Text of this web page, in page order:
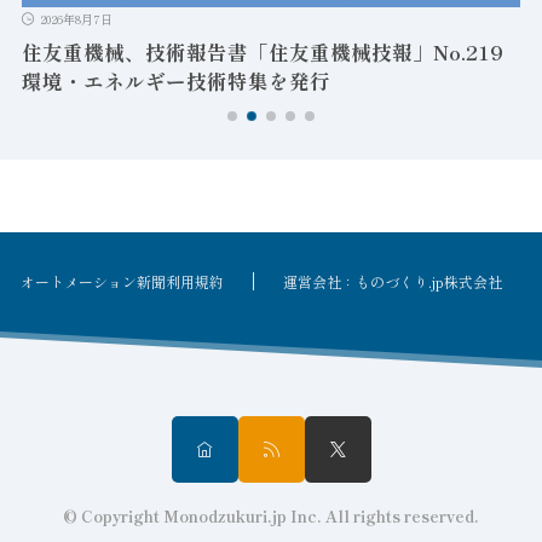
2026年8月7日
住友重機械、技術報告書「住友重機械技報」No.219
環境・エネルギー技術特集を発行
オートメーション新聞利用規約 運営会社：ものづくり.jp株式会社
© Copyright Monodzukuri.jp Inc. All rights reserved.